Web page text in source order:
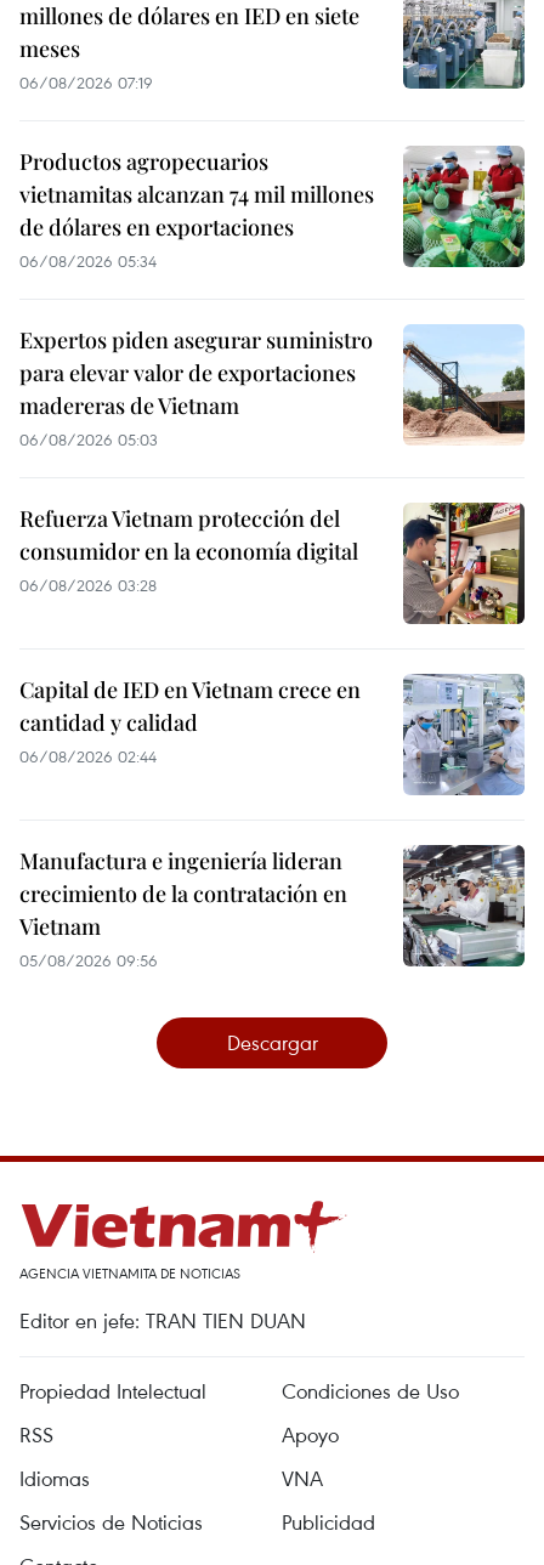
millones de dólares en IED en siete
meses
06/08/2026 07:19
Productos agropecuarios
vietnamitas alcanzan 74 mil millones
de dólares en exportaciones
06/08/2026 05:34
Expertos piden asegurar suministro
para elevar valor de exportaciones
madereras de Vietnam
06/08/2026 05:03
Refuerza Vietnam protección del
consumidor en la economía digital
06/08/2026 03:28
Capital de IED en Vietnam crece en
cantidad y calidad
06/08/2026 02:44
Manufactura e ingeniería lideran
crecimiento de la contratación en
Vietnam
05/08/2026 09:56
Descargar
AGENCIA VIETNAMITA DE NOTICIAS
Editor en jefe: TRAN TIEN DUAN
Propiedad Intelectual
Condiciones de Uso
RSS
Apoyo
Idiomas
VNA
Servicios de Noticias
Publicidad